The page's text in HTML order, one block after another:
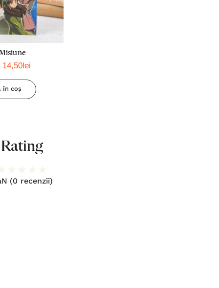
14,50lei
în coș
Rating
(0 recenzii)